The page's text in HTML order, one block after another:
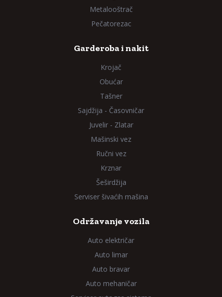
Metalooštrač
Pečatorezac
Garderoba i nakit
Krojač
Obućar
Tašner
Sajdžija - Časovničar
Juvelir - Zlatar
Mašinski vez
Ručni vez
Krznar
Šeširdžija
Serviser šivaćih mašina
Održavanje vozila
Auto električar
Auto limar
Auto bravar
Auto mehaničar